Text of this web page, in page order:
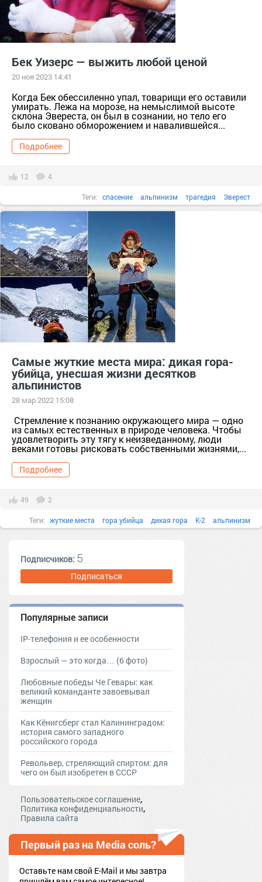
Бек Уизерс — выжить любой ценой
20 ноя 2023 14:41
Когда Бек обессиленно упал, товарищи его оставили
умирать. Лежа на морозе, на немыслимой высоте
склона Эвереста, он был в сознании, но тело его
было сковано обморожением и навалившейся...
Подробнее
12 4
Теги: спасение альпинизм трагедия Эверест
Самые жуткие места мира: дикая гора-
убийца, унесшая жизни десятков
альпинистов
28 мар 2022 15:08
Стремление к познанию окружающего мира — одно
из самых естественных в природе человека. Чтобы
удовлетворить эту тягу к неизведанному, люди
веками готовы рисковать собственными жизнями,...
Подробнее
49 2
Теги: жуткие места гора убийца дикая гора К-2 альпинизм
Подписчиков: 5
Подписаться
Популярные записи
IP-телефония и ее особенности
Взрослый — это когда… (6 фото)
Любовные победы Че Гевары: как
великий команданте завоевывал
женщин
Как Кёнигсберг стал Калининградом:
история самого западного
российского города
Револьвер, стреляющий спиртом: для
чего он был изобретен в СССР
Пользовательское соглашение,
Политика конфиденциальности,
Правила сайта
Первый раз на Media соль?
Оставьте нам свой E-Mail и мы завтра